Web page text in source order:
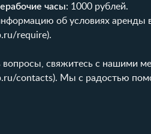
часы: 1000 рублей.
об условиях аренды
require).
вопросы, свяжитесь с нашими
contacts). Мы с радостью